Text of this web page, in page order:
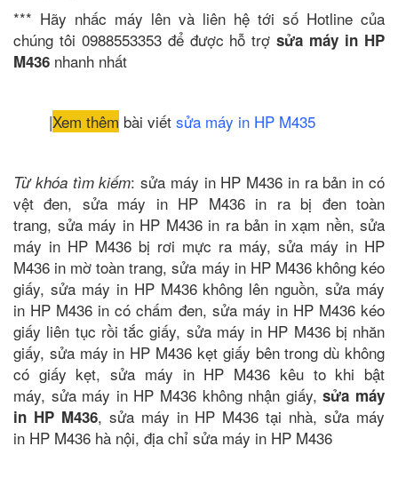
*** Hãy nhấc máy lên và liên hệ tới số Hotline của
chúng tôi 0988553353 để được hỗ trợsửa máy in HP
M436 nhanh nhất
|Xem thêm bài viết sửa máy in HP M435
Từ khóa tìm kiếm: sửa máy in HP M436 in ra bản in có
vệt đen, sửa máy in HP M436 in ra bị đen toàn
trang, sửa máy in HP M436 in ra bản in xạm nền, sửa
máy in HP M436 bị rơi mực ra máy, sửa máy in HP
M436 in mờ toàn trang, sửa máy in HP M436 không kéo
giấy, sửa máy in HP M436 không lên nguồn, sửa máy
in HP M436 in có chấm đen, sửa máy in HP M436 kéo
giấy liên tục rồi tắc giấy, sửa máy in HP M436 bị nhăn
giấy, sửa máy in HP M436 kẹt giấy bên trong dù không
có giấy kẹt, sửa máy in HP M436 kêu to khi bật
máy, sửa máy in HP M436 không nhận giấy,sửa máy
in HP M436, sửa máy in HP M436 tại nhà, sửa máy
in HP M436 hà nội, địa chỉ sửa máy in HP M436